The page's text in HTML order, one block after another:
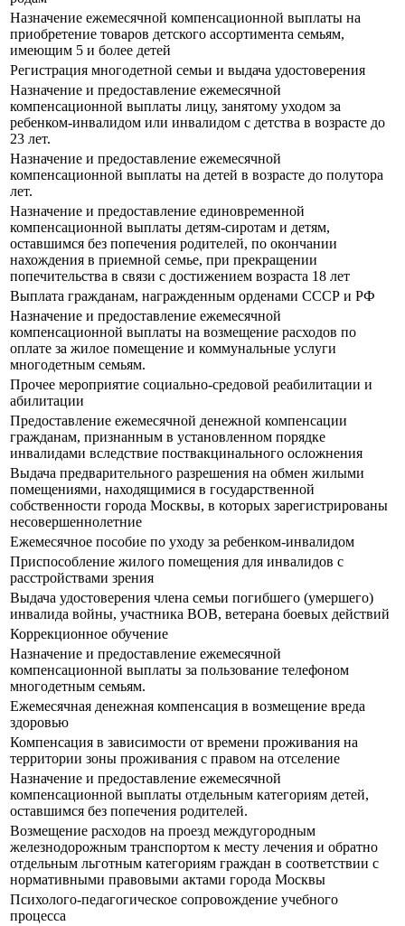
Назначение ежемесячной компенсационной выплаты на
приобретение товаров детского ассортимента семьям,
имеющим 5 и более детей
Регистрация многодетной семьи и выдача удостоверения
Назначение и предоставление ежемесячной
компенсационной выплаты лицу, занятому уходом за
ребенком-инвалидом или инвалидом с детства в возрасте до
23 лет.
Назначение и предоставление ежемесячной
компенсационной выплаты на детей в возрасте до полутора
лет.
Назначение и предоставление единовременной
компенсационной выплаты детям-сиротам и детям,
оставшимся без попечения родителей, по окончании
нахождения в приемной семье, при прекращении
попечительства в связи с достижением возраста 18 лет
Выплата гражданам, награжденным орденами СССР и РФ
Назначение и предоставление ежемесячной
компенсационной выплаты на возмещение расходов по
оплате за жилое помещение и коммунальные услуги
многодетным семьям.
Прочее мероприятие социально-средовой реабилитации и
абилитации
Предоставление ежемесячной денежной компенсации
гражданам, признанным в установленном порядке
инвалидами вследствие поствакцинального осложнения
Выдача предварительного разрешения на обмен жилыми
помещениями, находящимися в государственной
собственности города Москвы, в которых зарегистрированы
несовершеннолетние
Ежемесячное пособие по уходу за ребенком-инвалидом
Приспособление жилого помещения для инвалидов с
расстройствами зрения
Выдача удостоверения члена семьи погибшего (умершего)
инвалида войны, участника ВОВ, ветерана боевых действий
Коррекционное обучение
Назначение и предоставление ежемесячной
компенсационной выплаты за пользование телефоном
многодетным семьям.
Ежемесячная денежная компенсация в возмещение вреда
здоровью
Компенсация в зависимости от времени проживания на
территории зоны проживания с правом на отселение
Назначение и предоставление ежемесячной
компенсационной выплаты отдельным категориям детей,
оставшимся без попечения родителей.
Возмещение расходов на проезд междугородным
железнодорожным транспортом к месту лечения и обратно
отдельным льготным категориям граждан в соответствии с
нормативными правовыми актами города Москвы
Психолого-педагогическое сопровождение учебного
процесса